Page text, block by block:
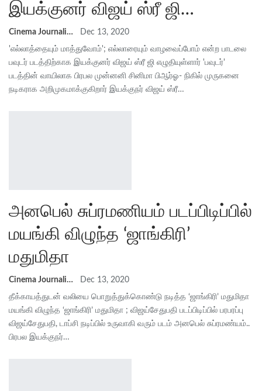
இயக்குனர் விஜய் ஸ்ரீ ஜி…
Cinema Journalist Union Dec 13, 2020
'எல்லாத்தையும் மாத்துவோம்'; எல்லாரையும் வாழவைப்போம் என்ற பாடலை
பவுடர் படத்திற்காக இயக்குனர் விஜய் ஸ்ரீ ஜி எழுதியுள்ளார் 'பவுடர்'
படத்தின் வாயிலாக பிரபல முன்னனி சினிமா பிஆர்ஓ- நிகில் முருகனை
நடிகராக அறிமுகமாக்குகிறார் இயக்குநர் விஜய் ஸ்ரீ…
அனபெல் சுப்ரமணியம் படப்பிடிப்பில்
மயங்கி விழுந்த ‘ஜாங்கிரி’
மதுமிதா
Cinema Journalist Union Dec 13, 2020
தீக்காயத்துடன் வலியை பொறுத்துக்கொண்டு நடித்த ‘ஜாங்கிரி’ மதுமிதா
மயங்கி விழுந்த ‘ஜாங்கிரி’ மதுமிதா ; விஜய்சேதுபதி படப்பிடிப்பில் பரபரப்பு
விஜய்சேதுபதி, டாப்சி நடிப்பில் உருவாகி வரும் படம் அனபெல் சுப்ரமண்யம்..
பிரபல இயக்குநர்…